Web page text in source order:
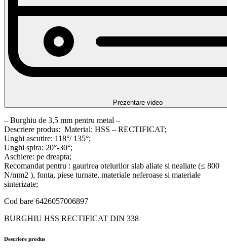
Prezentare video
– Burghiu de 3,5 mm pentru metal –
Descriere produs: Material: HSS – RECTIFICAT;
Unghi ascutire: 118°/ 135°;
Unghi spira: 20°-30°;
Aschiere: pe dreapta;
Recomandat pentru : gaurirea otelurilor slab aliate si nealiate (≤ 800
N/mm2 ), fonta, piese turnate, materiale neferoase si materiale
sinterizate;
Cod bare 6426057006897
BURGHIU HSS RECTIFICAT DIN 338
Descriere produs